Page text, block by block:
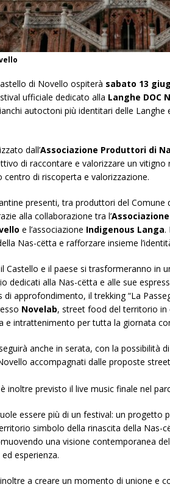
di Novello ospiterà sabato 13
ufficiale dedicato alla Langhe DOC
autoctoni più identitari delle
dall’Associazione Produttori di
di raccontare e valorizzare un
centro di riscoperta e valorizzazione.
presenti, tra produttori del
alla collaborazione tra l’
e l’associazione Indigenous Langa.
Nas-cëtta e rafforzare insieme
Castello e il paese si trasformeranno in
dedicati alla Nas-cëtta e alle sue
di approfondimento, il trekking “La
Novelab, street food del territorio in
e intrattenimento per tutta la giornata
anche in serata, con la possibilità
accompagnati dalle proposte
inoltre previsto il live music finale nel
essere più di un festival: un progetto
simbolo della rinascita della Nas-
una visione contemporanea
esperienza.
a creare un momento di unione e